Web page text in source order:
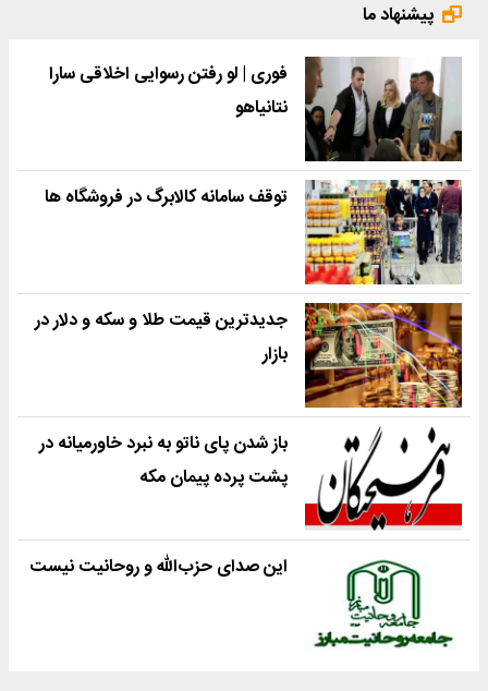
پیشنهاد ما
فوری | لو رفتن رسوایی اخلاقی سارا
نتانیاهو
توقف سامانه کالابرگ در فروشگاه ها
جدیدترین قیمت طلا و سکه و دلار در
بازار
باز شدن پای ناتو به نبرد خاورمیانه در
پشت پرده پیمان مکه
این صدای حزب‌الله و روحانیت نیست